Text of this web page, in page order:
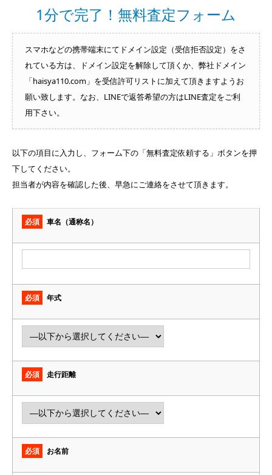
1分で完了！無料査定フォーム
スマホなどの携帯端末にてドメイン設定（受信拒否設定）をさ
れている方は、ドメイン設定を解除して頂くか、弊社ドメイン
「haisya110.com」を受信許可リストに加えて頂きますようお
願い致します。なお、LINEで返答希望の方はLINE査定をご利
用下さい。
以下の項目に入力し、フォーム下の「無料査定依頼する」ボタンを押
下してください。
担当者が内容を確認した後、早急にご連絡をさせて頂きます。
必須 車名（通称名）
必須 年式
必須 走行距離
必須 お名前